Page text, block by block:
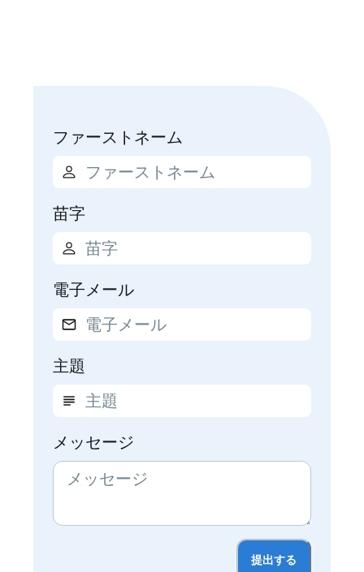
ファーストネーム
苗字
電子メール
主題
メッセージ
提出する